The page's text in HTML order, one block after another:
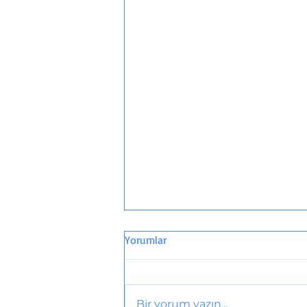
Yorumlar
Bir yorum yazın...